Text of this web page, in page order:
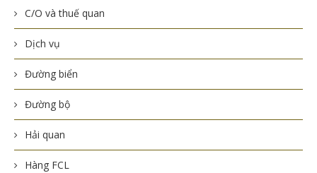
C/O và thuế quan
Dịch vụ
Đường biển
Đường bộ
Hải quan
Hàng FCL